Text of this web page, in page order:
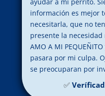
ayudar a mi perrito.
información es mejor
necesitarla, que no
presente la
AMO A MI
pasara por mi culpa.
se preocuparan por
✅